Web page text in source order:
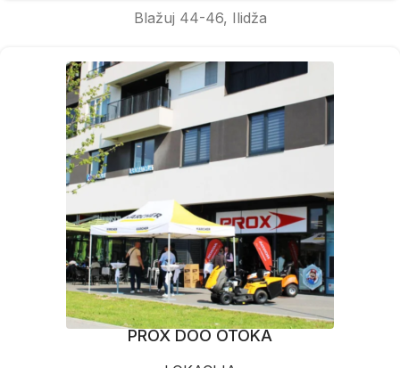
Blažuj 44-46, Ilidža
PROX DOO OTOKA